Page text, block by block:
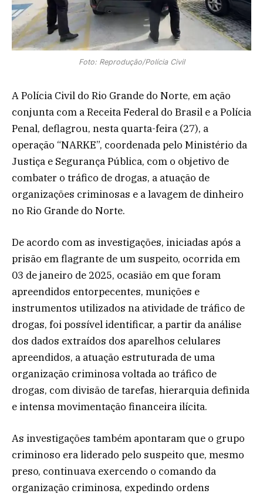
Foto: Reprodução/Polícia Civil
A Polícia Civil do Rio Grande do Norte, em ação
conjunta com a Receita Federal do Brasil e a Polícia
Penal, deflagrou, nesta quarta-feira (27), a
operação “NARKE”, coordenada pelo Ministério da
Justiça e Segurança Pública, com o objetivo de
combater o tráfico de drogas, a atuação de
organizações criminosas e a lavagem de dinheiro
no Rio Grande do Norte.
De acordo com as investigações, iniciadas após a
prisão em flagrante de um suspeito, ocorrida em
03 de janeiro de 2025, ocasião em que foram
apreendidos entorpecentes, munições e
instrumentos utilizados na atividade de tráfico de
drogas, foi possível identificar, a partir da análise
dos dados extraídos dos aparelhos celulares
apreendidos, a atuação estruturada de uma
organização criminosa voltada ao tráfico de
drogas, com divisão de tarefas, hierarquia definida
e intensa movimentação financeira ilícita.
As investigações também apontaram que o grupo
criminoso era liderado pelo suspeito que, mesmo
preso, continuava exercendo o comando da
organização criminosa, expedindo ordens